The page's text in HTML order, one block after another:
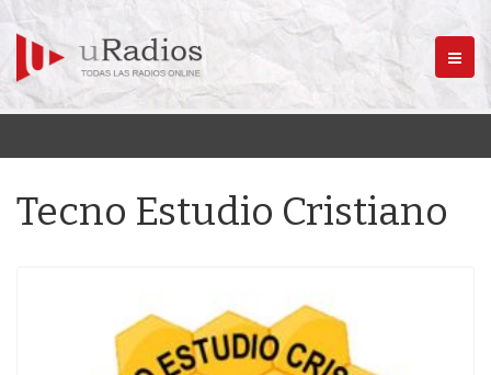
Menú
Tecno Estudio Cristiano